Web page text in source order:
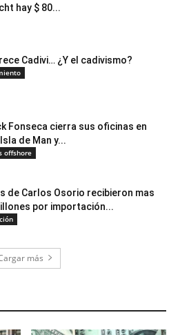
hay $ 80...
Cadivi… ¿Y el cadivismo?
Fonseca cierra sus oficinas en
de Man y...
offshore
de Carlos Osorio recibieron mas
por importación...
más